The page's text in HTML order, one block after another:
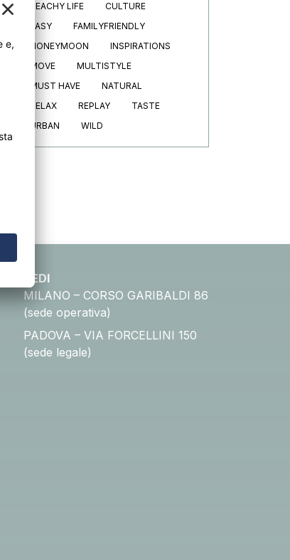
BEACHY LIFE
CULTURE
EASY
FAMILYFRIENDLY
HONEYMOON
INSPIRATIONS
MOVE
MULTISTYLE
MUST HAVE
NATURAL
RELAX
REPLAY
TASTE
URBAN
WILD
SEDI
MILANO – CORSO GARIBALDI 86
(sede operativa)
PADOVA – VIA FORCELLINI 150
(sede legale)